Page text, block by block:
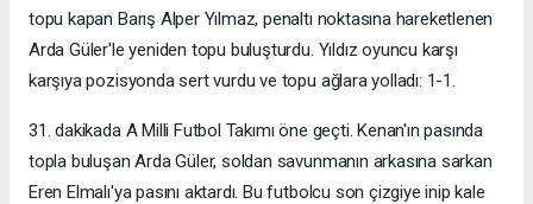
topu kapan Barış Alper Yılmaz, penaltı noktasına hareketlenen
Arda Güler'le yeniden topu buluşturdu. Yıldız oyuncu karşı
karşıya pozisyonda sert vurdu ve topu ağlara yolladı: 1-1.
31. dakikada A Milli Futbol Takımı öne geçti. Kenan'ın pasında
topla buluşan Arda Güler, soldan savunmanın arkasına sarkan
Eren Elmalı'ya pasını aktardı. Bu futbolcu son çizgiye inip kale